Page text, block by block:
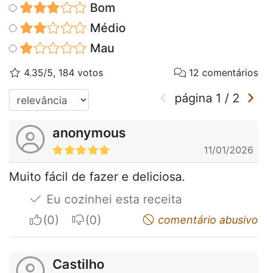
Bom
Médio
Mau
4.35/5, 184 votos 12 comentários
página 1 / 2
anonymous
11/01/2026
Muito fácil de fazer e deliciosa.
Eu cozinhei esta receita
I apreciateI do not appreciatecomentário abusivo
Castilho